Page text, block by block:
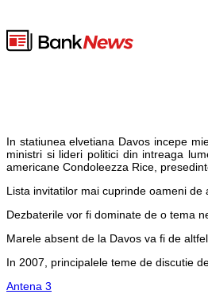
In statiunea elvetiana Davos incepe
ministri si lideri politici din intreaga
americane Condoleezza Rice,
Lista invitatilor mai cuprinde oameni
Dezbaterile vor fi dominate de o tema
Marele absent de la Davos va fi de
In 2007, principalele teme de discutie
Antena 3